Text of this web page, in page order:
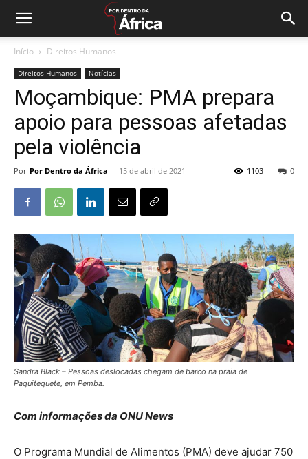
Início Direitos Humanos
Direitos Humanos Notícias
Moçambique: PMA prepara
apoio para pessoas afetadas
pela violência
Por Por Dentro da África - 15 de abril de 2021 0
1103
Sandra Black – Pessoas deslocadas chegam de barco na praia de
Paquitequete, em Pemba.
Com informações da ONU News
O Programa Mundial de Alimentos (PMA) deve ajudar 750